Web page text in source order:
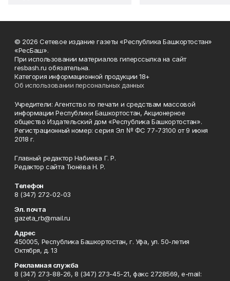
© 2026 Сетевое издание газеты «Республика Башкортостан»
«РесБаш».
При использовании материалов гиперссылка на сайт
resbash.ru обязательна.
Категория информационной продукции 18+
Об использовании персональных данных
Учредители: Агентство по печати и средствам массовой
информации Республики Башкортостан, Акционерное
общество Издательский дом «Республика Башкортостан».
Регистрационный номер: серия Эл № ФС 77-73100 от 9 июня
2018 г.
Главный редактор Набиева Г. Р.
Редактор сайта Тюнёва Н. Р.
Телефон
8 (347) 272-02-03
Эл. почта
gazeta_rb@mail.ru
Адрес
450005, Республика Башкортостан, г. Уфа, ул. 50-летия
Октября, д. 13
Рекламная служба
8 (347) 273-88-26, 8 (347) 273-45-21, факс 2728569, e-mail: